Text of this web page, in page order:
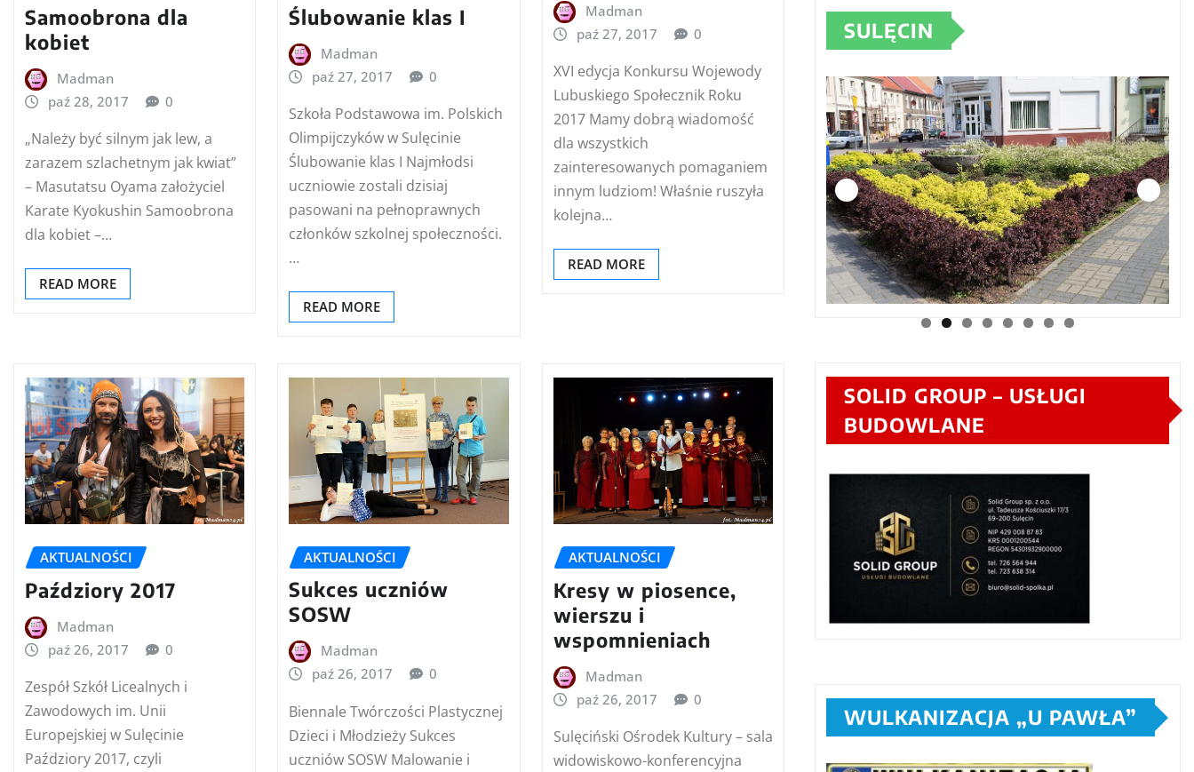
Samoobrona dla
kobiet
Madman
paź 28, 2017
0
„Należy być silnym jak lew, a
zarazem szlachetnym jak kwiat”
– Masutatsu Oyama założyciel
Karate Kyokushin Samoobrona
dla kobiet –…
READ MORE
Ślubowanie klas I
Madman
paź 27, 2017
0
Szkoła Podstawowa im. Polskich
Olimpijczyków w Sulęcinie
Ślubowanie klas I Najmłodsi
uczniowie zostali dzisiaj
pasowani na pełnoprawnych
członków szkolnej społeczności.
…
READ MORE
Madman
paź 27, 2017
0
XVI edycja Konkursu Wojewody
Lubuskiego Społecznik Roku
2017 Mamy dobrą wiadomość
dla wszystkich
zainteresowanych pomaganiem
innym ludziom! Właśnie ruszyła
kolejna…
READ MORE
AKTUALNOŚCI
Paździory 2017
Madman
paź 26, 2017
0
Zespół Szkół Licealnych i
Zawodowych im. Unii
Europejskiej w Sulęcinie
Paździory 2017, czyli
AKTUALNOŚCI
Sukces uczniów
SOSW
Madman
paź 26, 2017
0
Biennale Twórczości Plastycznej
Dzieci i Młodzieży Sukces
uczniów SOSW Malowanie i
AKTUALNOŚCI
Kresy w piosence,
wierszu i
wspomnieniach
Madman
paź 26, 2017
0
Sulęciński Ośrodek Kultury – sala
widowiskowo-konferencyjna
SULĘCIN
SOLID GROUP – USŁUGI
BUDOWLANE
WULKANIZACJA „U PAWŁA”